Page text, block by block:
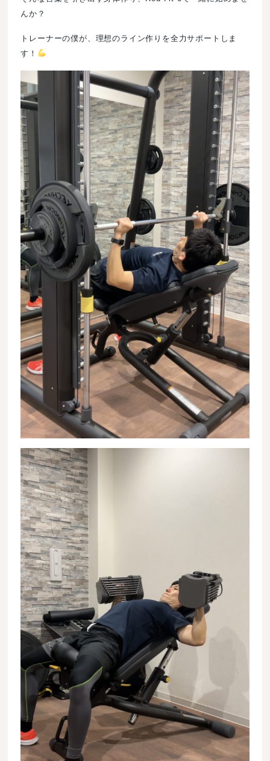
んか？
トレーナーの僕が、理想のライン作りを全力サポートしま
す！